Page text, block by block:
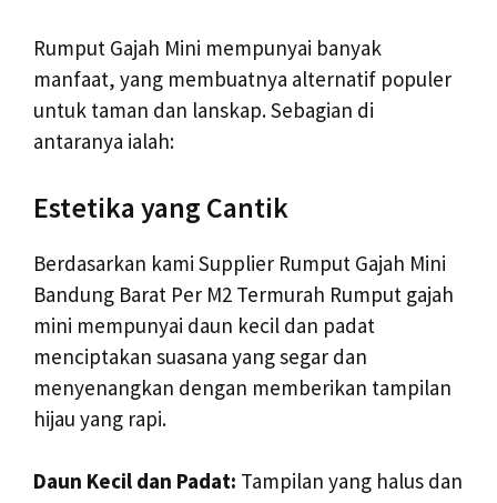
Rumput Gajah Mini mempunyai banyak
manfaat, yang membuatnya alternatif populer
untuk taman dan lanskap. Sebagian di
antaranya ialah:
Estetika yang Cantik
Berdasarkan kami Supplier Rumput Gajah Mini
Bandung Barat Per M2 Termurah Rumput gajah
mini mempunyai daun kecil dan padat
menciptakan suasana yang segar dan
menyenangkan dengan memberikan tampilan
hijau yang rapi.
Daun Kecil dan Padat: Tampilan yang halus dan